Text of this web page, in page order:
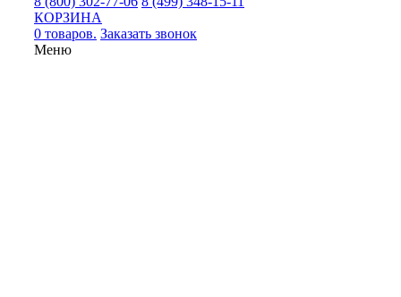
КОРЗИНА
0 товаров. Заказать звонок
Меню